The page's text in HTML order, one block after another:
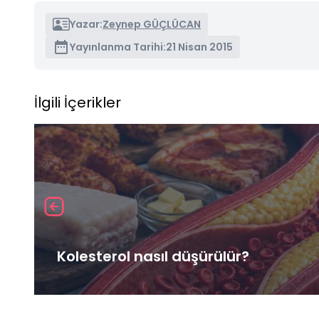
Yazar:Zeynep GÜÇLÜCAN
Yayınlanma Tarihi:21 Nisan 2015
İlgili İçerikler
Kolesterol nasıl düşürülür?